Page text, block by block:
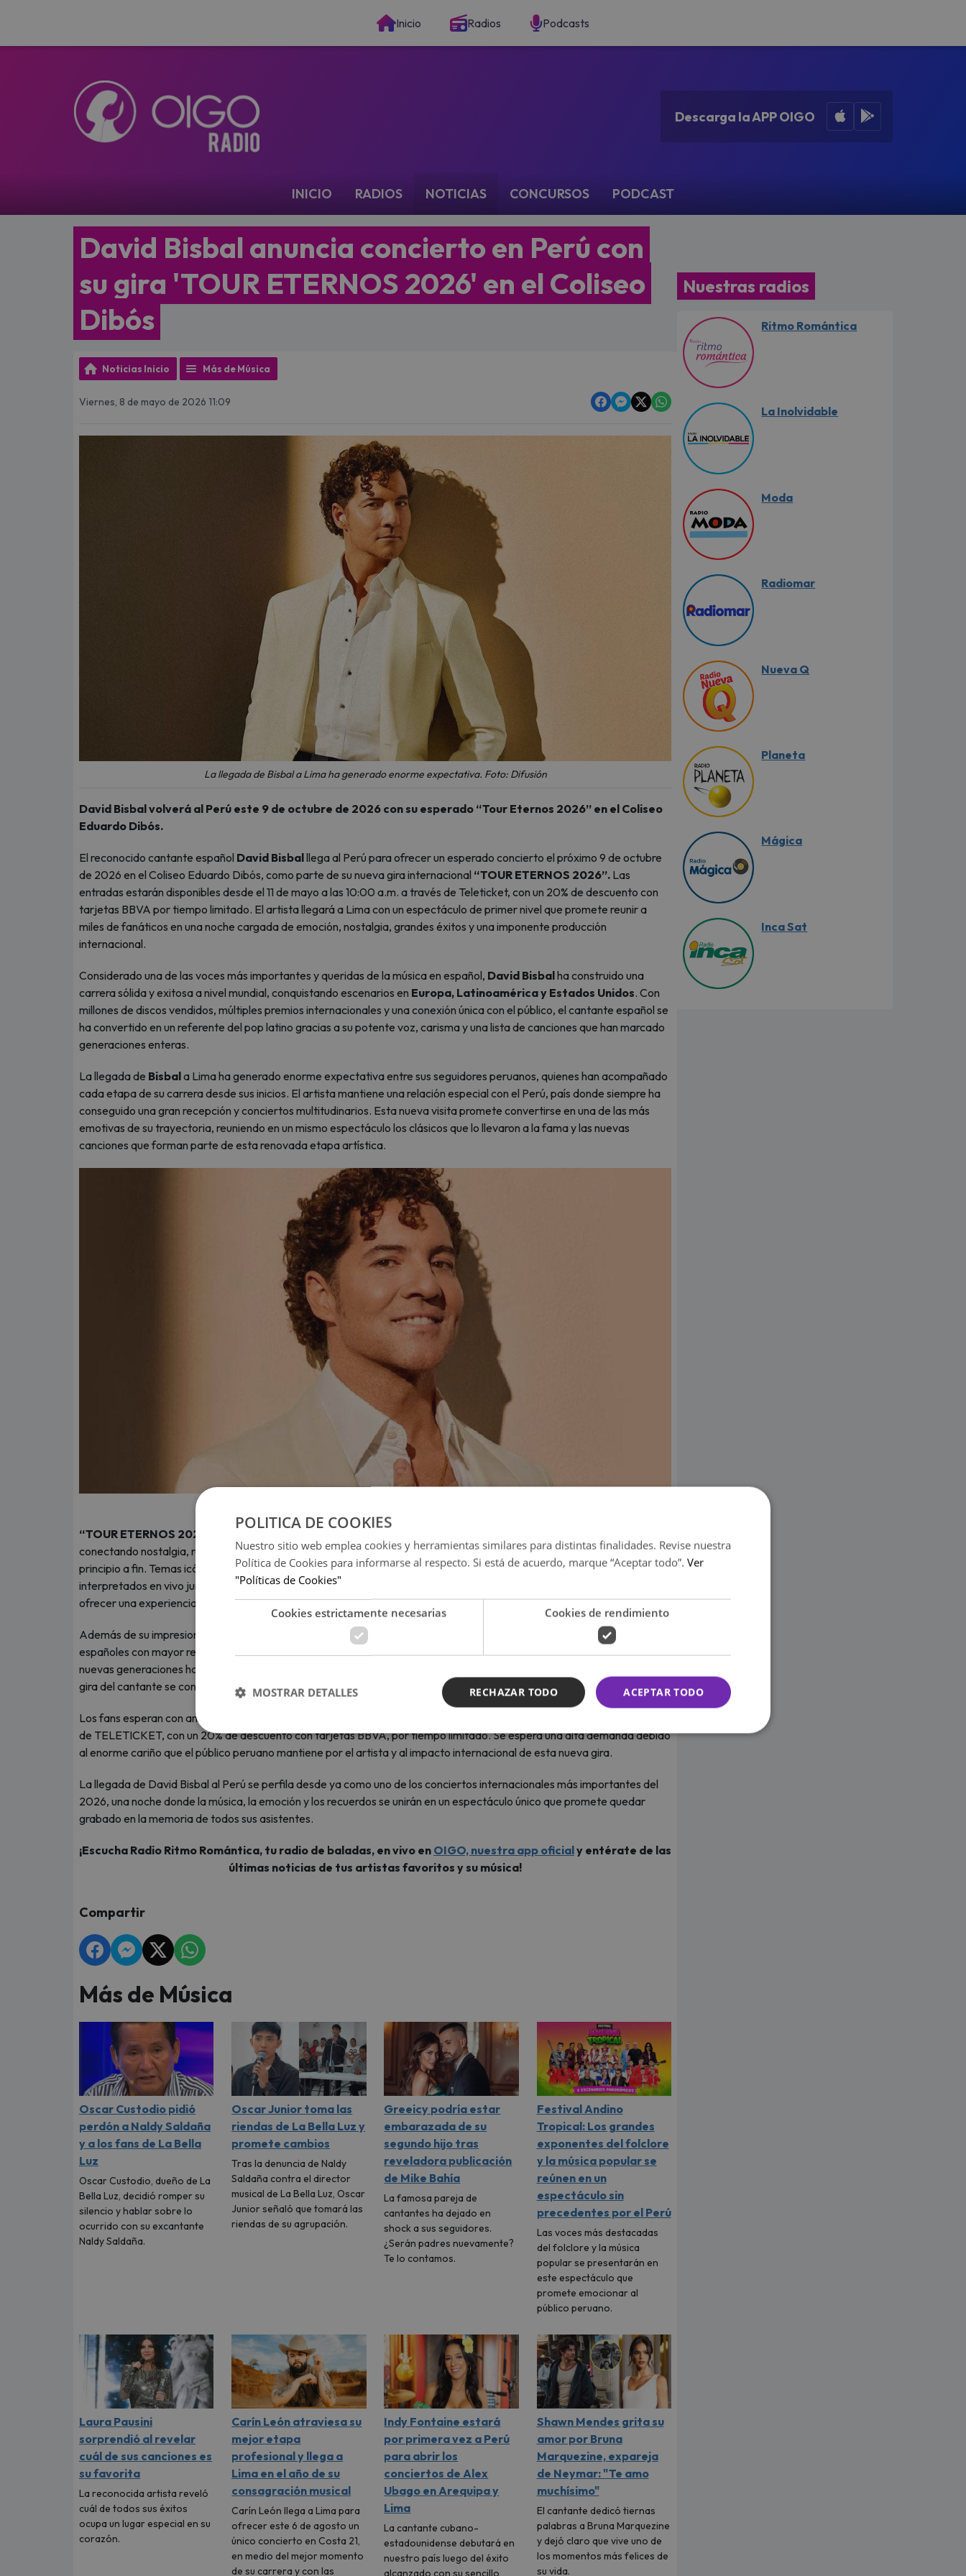
Inicio Radios Podcasts
Descarga la APP OIGO Apple App Store
INICIO RADIOS NOTICIAS CONCURSOS PODCAST
David Bisbal anuncia concierto en Perú con
su gira 'TOUR ETERNOS 2026' en el Coliseo
Dibós
Noticias Inicio Más de Música
Viernes, 8 de mayo de 2026 11:09
La llegada de Bisbal a Lima ha generado enorme expectativa. Foto: Difusión
David Bisbal volverá al Perú este 9 de octubre de 2026 con su esperado “Tour Eternos 2026” en el Coliseo
Eduardo Dibós.
El reconocido cantante español David Bisballlega al Perú para ofrecer un esperado concierto el próximo 9 de octubre
de 2026 en el Coliseo Eduardo Dibós, como parte de su nueva gira internacional “TOUR ETERNOS 2026”. Las
entradas estarán disponibles desde el 11 de mayo a las 10:00 a.m. a través de Teleticket, con un 20% de descuento con
tarjetas BBVA por tiempo limitado. El artista llegará a Lima con un espectáculo de primer nivel que promete reunir a
miles de fanáticos en una noche cargada de emoción, nostalgia, grandes éxitos y una imponente producción
internacional.
Considerado una de las voces más importantes y queridas de la música en español, David Bisbalha construido una
carrera sólida y exitosa a nivel mundial, conquistando escenarios en Europa, Latinoamérica y Estados Unidos. Con
millones de discos vendidos, múltiples premios internacionales y una conexión única con el público, el cantante español se
ha convertido en un referente del pop latino gracias a su potente voz, carisma y una lista de canciones que han marcado
generaciones enteras.
La llegada de Bisbala Lima ha generado enorme expectativa entre sus seguidores peruanos, quienes han acompañado
cada etapa de su carrera desde sus inicios. El artista mantiene una relación especial con el Perú, país donde siempre ha
conseguido una gran recepción y conciertos multitudinarios. Esta nueva visita promete convertirse en una de las más
emotivas de su trayectoria, reuniendo en un mismo espectáculo los clásicos que lo llevaron a la fama y las nuevas
canciones que forman parte de esta renovada etapa artística.
“TOUR ETERNOS 2026”
conectando nostalgia, romanticismo, energía y modernidad en una puesta en escena diseñada para emocionar de
principio a fin. Temas icónicos como 'Bulería', 'Ave maría', 'Mi princesa', 'Dígale', 'A partir de hoy' y muchos más serán
interpretados en vivo junto a una banda de primer nivel, visuales impactantes y un despliegue técnico pensado para
ofrecer una experiencia inolvidable.
Además de su impresionante trayectoria musical, David Bisbal
continúa consolidándose como uno de los artistas
españoles con mayor reconocimiento internacional. Su capacidad para reinventarse, mantenerse vigente y conectar con
nuevas generaciones ha sido clave para seguir liderando escenarios y plataformas musicales alrededor del mundo. Cada
gira del cantante se convierte en un evento masivo, y “TOUR ETERNOS 2026”no será la excepción.
Los fans esperan con ansias las entradas que estarán disponibles desde el 11 de mayo a partir de las 10:00 am a través
de TELETICKET, con un 20% de descuento con tarjetas BBVA, por tiempo limitado. Se espera una alta demanda debido
al enorme cariño que el público peruano mantiene por el artista y al impacto internacional de esta nueva gira.
La llegada de David Bisbal al Perú se perfila desde ya como uno de los conciertos internacionales más importantes del
2026, una noche donde la música, la emoción y los recuerdos se unirán en un espectáculo único que promete quedar
grabado en la memoria de todos sus asistentes.
¡Escucha Radio Ritmo Romántica, tu radio de baladas, en vivo en OIGO, nuestra app oficialy entérate de las
últimas noticias de tus artistas favoritos y su música!
Compartir
Más de Música
Oscar Custodio pidió
perdón a Naldy Saldaña
y a los fans de La Bella
Luz
Oscar Custodio, dueño de La
Bella Luz, decidió romper su
silencio y hablar sobre lo
ocurrido con su excantante
Naldy Saldaña.
Oscar Junior toma las
riendas de La Bella Luz y
promete cambios
Tras la denuncia de Naldy
Saldaña contra el director
musical de La Bella Luz, Oscar
Junior señaló que tomará las
riendas de su agrupación.
Greeicy podría estar
embarazada de su
segundo hijo tras
reveladora publicación
de Mike Bahía
La famosa pareja de
cantantes ha dejado en
shock a sus seguidores.
¿Serán padres nuevamente?
Te lo contamos.
Festival Andino
Tropical: Los grandes
exponentes del folclore
y la música popular se
reúnen en un
espectáculo sin
precedentes por el Perú
Las voces más destacadas
del folclore y la música
popular se presentarán en
este espectáculo que
promete emocionar al
público peruano.
Laura Pausini
sorprendió al revelar
cuál de sus canciones es
su favorita
La reconocida artista reveló
cuál de todos sus éxitos
ocupa un lugar especial en su
corazón.
Carín León atraviesa su
mejor etapa
profesional y llega a
Lima en el año de su
consagración musical
Carín León llega a Lima para
ofrecer este 6 de agosto un
único concierto en Costa 21,
en medio del mejor momento
de su carrera y con las
Indy Fontaine estará
por primera vez a Perú
para abrir los
conciertos de Alex
Ubago en Arequipa y
Lima
La cantante cubano-
estadounidense debutará en
nuestro país luego del éxito
alcanzado con su sencillo
Shawn Mendes grita su
amor por Bruna
Marquezine, expareja
de Neymar: "Te amo
muchísimo"
El cantante dedicó tiernas
palabras a Bruna Marquezine
y dejó claro que vive uno de
los momentos más felices de
su vida.
Nuestras radios
Ritmo Romántica
La Inolvidable
Moda
Radiomar
Nueva Q
Planeta
Mágica
Inca Sat
POLITICA DE COOKIES
Nuestro sitio web emplea cookies y herramientas similares para distintas finalidades. Revise nuestra
Política de Cookies para informarse al respecto. Si está de acuerdo, marque “Aceptar todo”. Ver
"Políticas de Cookies"
Cookies estrictamente necesarias Cookies de rendimiento
ACEPTAR TODO
RECHAZAR TODO
MOSTRAR DETALLES